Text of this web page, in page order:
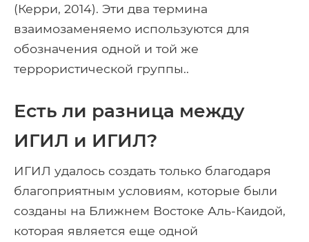
(Керри, 2014). Эти два термина
взаимозаменяемо используются для
обозначения одной и той же
террористической группы..
Есть ли разница между
ИГИЛ и ИГИЛ?
ИГИЛ удалось создать только благодаря
благоприятным условиям, которые были
созданы на Ближнем Востоке Аль-Каидой,
которая является еще одной